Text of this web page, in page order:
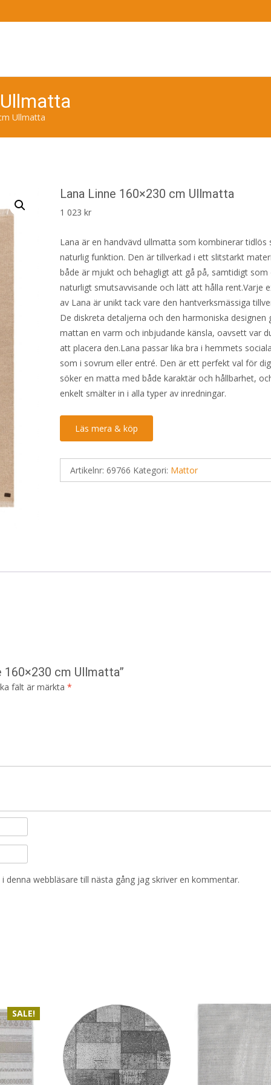
Ullmatta
Lana Linne 160×230 cm Ullmatta
1 023kr
Lana är en handvävd ullmatta som kombinerar tidlös
naturlig funktion. Den är tillverkad i ett slitstarkt
både är mjukt och behagligt att gå på, samtidigt som
naturligt smutsavvisande och lätt att hålla rent.Varje
av Lana är unikt tack vare den hantverksmässiga
De diskreta detaljerna och den harmoniska designen
mattan en varm och inbjudande känsla, oavsett var
att placera den.Lana passar lika bra i hemmets
som i sovrum eller entré. Den är ett perfekt val för
söker en matta med både karaktär och hållbarhet,
enkelt smälter in i alla typer av inredningar.
Läs mera & köp
Artikelnr:69766 Kategori: Mattor
cm Ullmatta”
fält är märkta *
webbläsare till nästa gång jag skriver en kommentar.
SALE!